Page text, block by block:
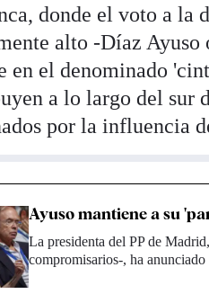
donde el voto a la
alto -Díaz
en el denominado
a lo largo del sur
por la influencia
Ayuso mantiene a su
La presidenta del PP de
compromisarios-, ha